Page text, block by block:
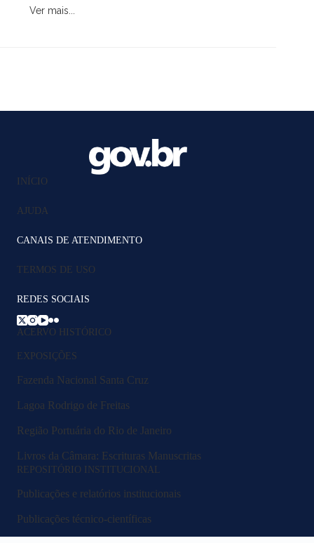
Ver mais...
INÍCIO
AJUDA
CANAIS DE ATENDIMENTO
TERMOS DE USO
REDES SOCIAIS
ACERVO HISTÓRICO
EXPOSIÇÕES
Fazenda Nacional Santa Cruz
Lagoa Rodrigo de Freitas
Região Portuária do Rio de Janeiro
Livros da Câmara: Escrituras Manuscritas
REPOSITÓRIO INSTITUCIONAL
Publicações e relatórios institucionais
Publicações técnico-científicas